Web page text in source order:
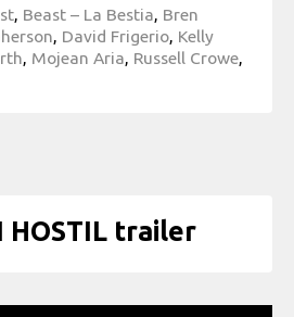
, Beast – La Bestia, Bren
, David Frigerio, Kelly
, Mojean Aria, Russell Crowe,
HOSTIL trailer